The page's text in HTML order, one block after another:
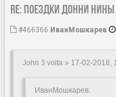
Re: Поездки Донни
#466366 ИванМошкарев
John 3 volta » 17-02-2018,
ИванМошкарев: